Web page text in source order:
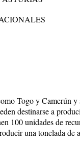
Togo y Camerún
destinarse a
100 unidades de
una tonelada de